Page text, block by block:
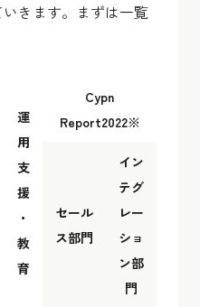
きます。まずは一覧
運
用
支
援
・
教
育
Cypn
Report2022※
セール
ス部門
イン
テグ
レー
ショ
ン部
門